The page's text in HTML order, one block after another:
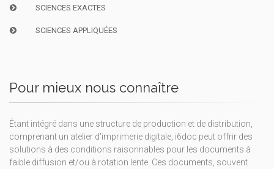
SCIENCES EXACTES
SCIENCES APPLIQUÉES
Pour mieux nous connaître
Étant intégré dans une structure de production et de distribution,
comprenant un atelier d'imprimerie digitale, i6doc peut offrir des
solutions à des conditions raisonnables pour les documents à
faible diffusion et/ou à rotation lente. Ces documents, souvent